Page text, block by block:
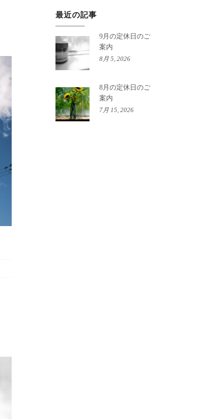
最近の記事
9月の定休日のご
案内
8月 5, 2026
8月の定休日のご
案内
7月 15, 2026